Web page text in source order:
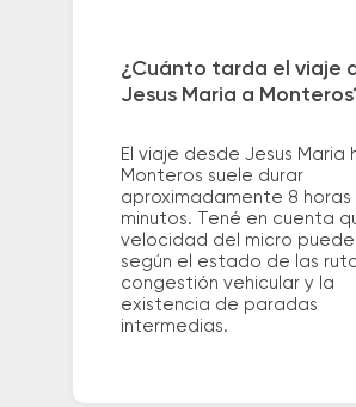
¿Cuánto tarda el viaje
Jesus Maria a
El viaje desde Jesus Maria
Monteros suele durar
aproximadamente 8 horas
minutos. Tené en cuenta
velocidad del micro
según el estado de las
congestión vehicular y la
existencia de paradas
intermedias.